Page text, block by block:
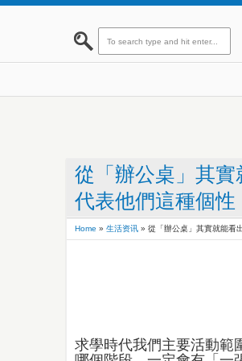
從「辦公桌」其
代表他們這種個性
Home » 生活资讯 » 從「辦公桌」其實就能看
求學時代我們主要活動範